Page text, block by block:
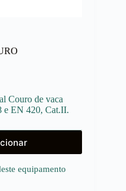
Couro de vaca
e EN 420, Cat.II.
equipamento